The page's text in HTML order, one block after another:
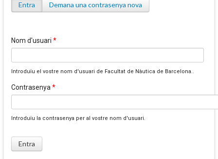
Pestanyes primàries
Entra (pestanya activa)
Demana una contrasenya nova
Nom d'usuari *
Introduïu el vostre nom d'usuari de Facultat de Nàutica de Barcelona..
Contrasenya*
Introduïu la contrasenya per al vostre nom d'usuari.